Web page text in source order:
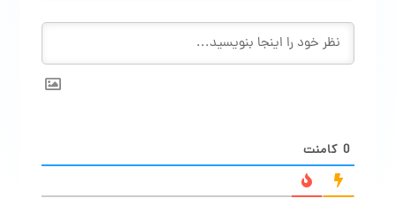
0 کامنت